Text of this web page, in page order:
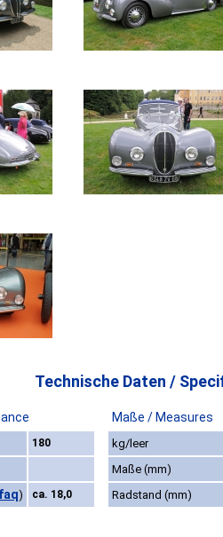
Technische Daten /
Maße / Measures
180
kg/leer
Maße (mm)
faq) ca. 18,0 Radstand (mm)